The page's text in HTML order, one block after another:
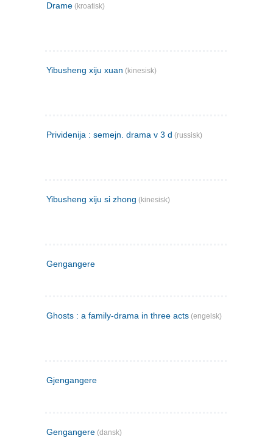
Drame (kroatisk)
Yibusheng xiju xuan (kinesisk)
Prividenija : semejn. drama v 3 d (russisk)
Yibusheng xiju si zhong (kinesisk)
Gengangere
Ghosts : a family-drama in three acts (engelsk)
Gjengangere
Gengangere (dansk)